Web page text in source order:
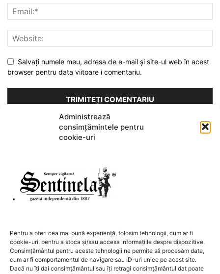
Administrează
consimțămintele pentru
cookie-uri
Pentru a oferi cea mai bună experiență, folosim tehnologii, cum ar fi
cookie-uri, pentru a stoca și/sau accesa informațiile despre dispozitive.
Consimțământul pentru aceste tehnologii ne permite să procesăm date,
cum ar fi comportamentul de navigare sau ID-uri unice pe acest site.
Dacă nu îți dai consimțământul sau îți retragi consimțământul dat poate
Salvați numele meu, adresa de e-mail și site-ul web în acest
browser pentru data viitoare i comentariu.
Acest site folosește Akismet pentru a reduce spamul.
Află cum
sunt procesate datele comentariilor tale
Contactați-ne: redactia@sentinela.ro